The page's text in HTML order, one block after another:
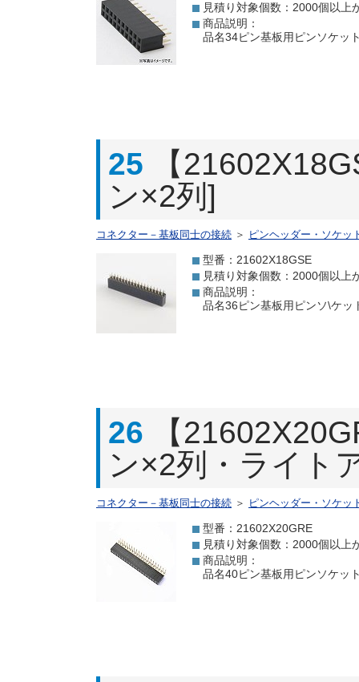
見積り対象個数：2000個以上
商品説明：
品名34ピン基板用ピンソケッ
25
【
ン×2列]
コネクター－基板同士の接続 ＞ ピンヘッダー・ソケッ
型番：21602X18GSE
見積り対象個数：2000個以上
商品説明：
品名36ピン基板用ピンソ\ケ
26
【
ン×2列・ライト
コネクター－基板同士の接続 ＞ ピンヘッダー・ソケッ
型番：21602X20GRE
見積り対象個数：2000個以上
商品説明：
品名40ピン基板用ピンソケッ